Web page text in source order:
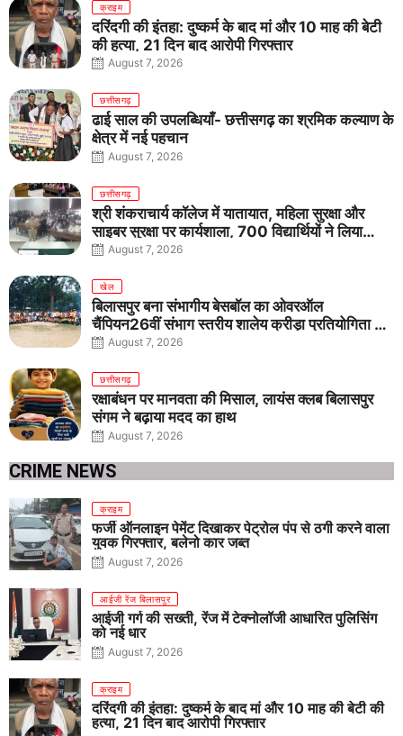
क्राइम
दरिंदगी की इंतहा: दुष्कर्म के बाद मां और 10 माह की बेटी
की हत्या, 21 दिन बाद आरोपी गिरफ्तार
August 7, 2026
छत्तीसगढ़
ढाई साल की उपलब्धियाँ- छत्तीसगढ़ का श्रमिक कल्याण के
क्षेत्र में नई पहचान
August 7, 2026
छत्तीसगढ़
श्री शंकराचार्य कॉलेज में यातायात, महिला सुरक्षा और
साइबर सुरक्षा पर कार्यशाला, 700 विद्यार्थियों ने लिया
जागरूकता का संकल्प
August 7, 2026
खेल
बिलासपुर बना संभागीय बेसबॉल का ओवरऑल
चैंपियन26वीं संभाग स्तरीय शालेय क्रीड़ा प्रतियोगिता में
तीनों आयु वर्गों में शानदार प्रदर्शन
August 7, 2026
छत्तीसगढ़
रक्षाबंधन पर मानवता की मिसाल, लायंस क्लब बिलासपुर
संगम ने बढ़ाया मदद का हाथ
August 7, 2026
CRIME NEWS
क्राइम
फर्जी ऑनलाइन पेमेंट दिखाकर पेट्रोल पंप से ठगी करने वाला
युवक गिरफ्तार, बलेनो कार जब्त
August 7, 2026
आईजी रेंज बिलासपुर
आईजी गर्ग की सख्ती, रेंज में टेक्नोलॉजी आधारित पुलिसिंग
को नई धार
August 7, 2026
क्राइम
दरिंदगी की इंतहा: दुष्कर्म के बाद मां और 10 माह की बेटी की
हत्या, 21 दिन बाद आरोपी गिरफ्तार